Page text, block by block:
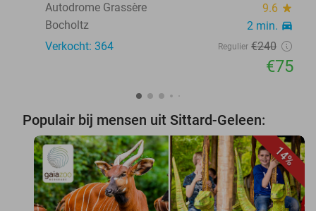
Autodrome Grassère
9.6 star
Bocholtz 2 min. directions_car
Verkocht: 364 Regulier €240
€75
Populair bij mensen uit Sittard-Geleen:
14%